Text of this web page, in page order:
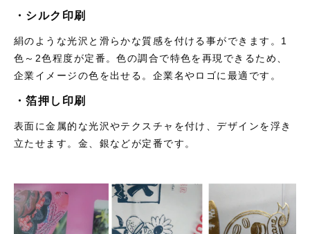
・シルク印刷
絹のような光沢と滑らかな質感を付ける事ができます。1
色～2色程度が定番。色の調合で特色を再現できるため、
企業イメージの色を出せる。企業名やロゴに最適です。
・箔押し印刷
表面に金属的な光沢やテクスチャを付け、デザインを浮き
立たせます。金、銀などが定番です。